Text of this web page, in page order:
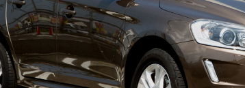
仕入
ク
総合お問い
クラシックカ
お問い合